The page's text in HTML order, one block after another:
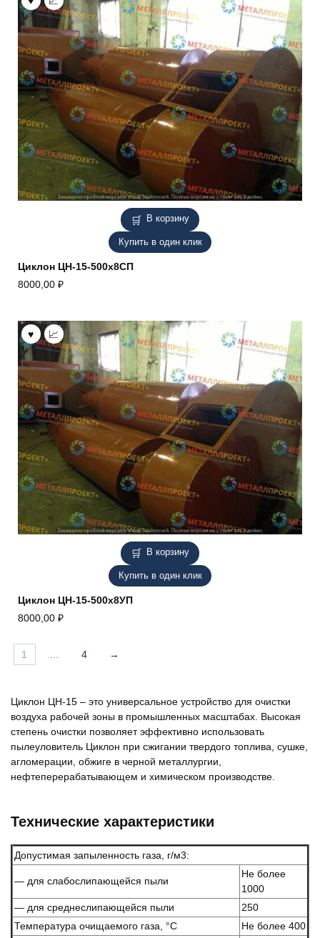
В корзину
Купить в один клик
Циклон ЦН-15-500х8СП
8000,00 ₽
В корзину
Купить в один клик
Циклон ЦН-15-500х8УП
8000,00 ₽
1 4 →
Циклон ЦН-15 – это универсальное устройство для очистки
воздуха рабочей зоны в промышленных масштабах. Высокая
степень очистки позволяет эффективно использовать
пылеуловитель Циклон при сжигании твердого топлива, сушке,
агломерации, обжиге в черной металлургии,
нефтеперерабатывающем и химическом производстве.
Технические характеристики
Допустимая запыленность газа, г/м3:
— для слабослипающейся пыли
Не более
1000
— для среднеслипающейся пыли
250
Температура очищаемого газа, °С
Не более 400